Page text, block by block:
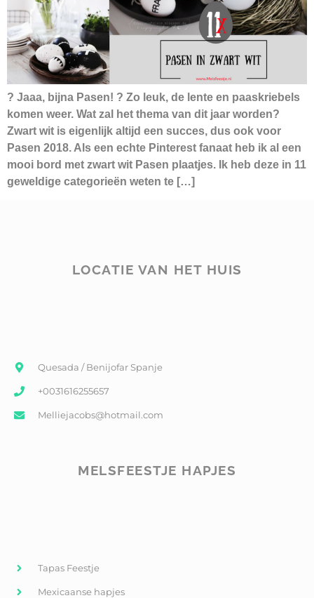
? Jaaa, bijna Pasen! ? Zo leuk, de lente en paaskriebels
komen weer. Wat zal het thema van dit jaar worden?
Zwart wit is eigenlijk altijd een succes, dus ook voor
Pasen 2018. Als een echte Pinterest fanaat heb ik al een
mooi bord met zwart wit Pasen plaatjes. Ik heb deze in 11
geweldige categorieën weten te […]
LOCATIE VAN HET HUIS
Quesada / Benijofar Spanje
+0031616255657
Melliejacobs@hotmail.com
MELSFEESTJE HAPJES
Tapas Feestje
Mexicaanse hapjes